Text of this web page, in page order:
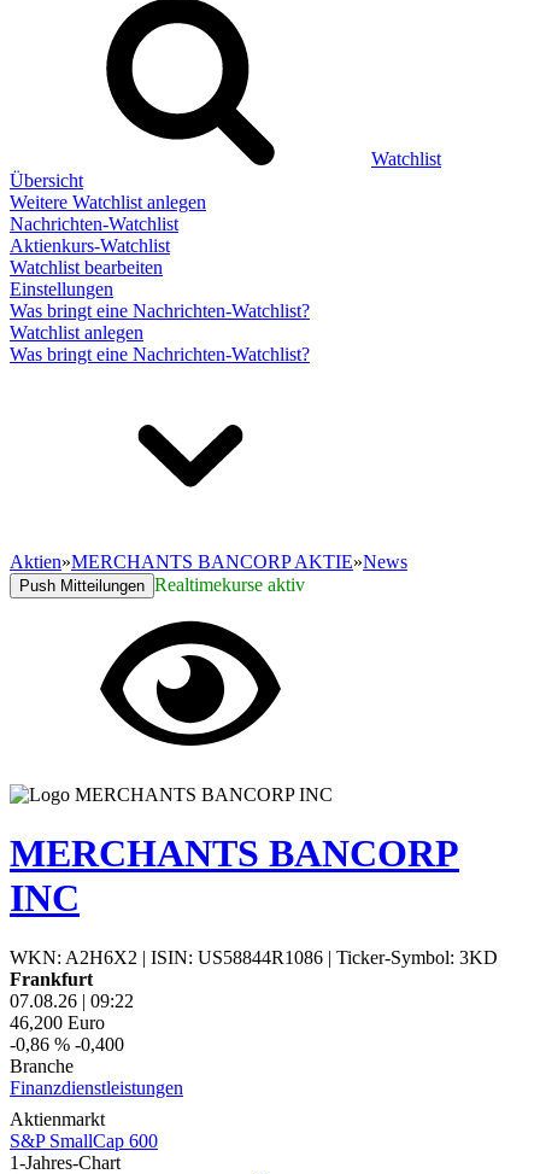
Watchlist
Übersicht
Weitere Watchlist anlegen
Nachrichten-Watchlist
Aktienkurs-Watchlist
Watchlist bearbeiten
Einstellungen
Was bringt eine Nachrichten-Watchlist?
Watchlist anlegen
Was bringt eine Nachrichten-Watchlist?
Aktien»MERCHANTS BANCORP AKTIE»News
Push Mitteilungen Realtimekurse aktiv
MERCHANTS BANCORP
INC
WKN: A2H6X2 | ISIN: US58844R1086 | Ticker-Symbol: 3KD
Frankfurt
07.08.26 | 09:22
46,200 Euro
-0,86 % -0,400
Branche
Finanzdienstleistungen
Aktienmarkt
S&P SmallCap 600
1-Jahres-Chart